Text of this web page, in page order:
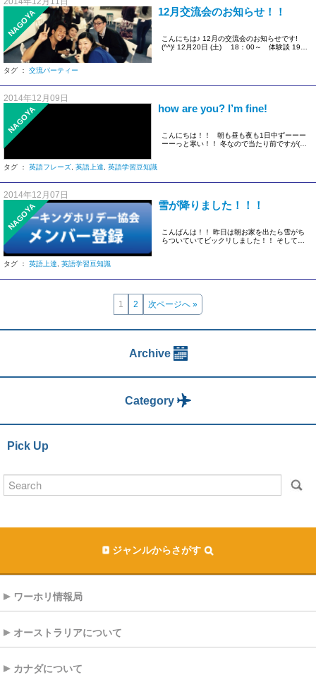
NAGOYA 12月交流会のお知らせ！！
こんにちは♪ 12月の交流会のお知らせです!
(^^)! 12月20日 (土) 18：00～ 体験談 19：
タグ ： 交流パーティー
2014年12月09日
NAGOYA how are you? I’m fine!
こんにちは！！ 朝も昼も夜も1日中ずーーー
ーーっと寒い！！ 冬なので当たり前ですが(笑)
タグ ： 英語フレーズ 英語上達 英語学習豆知識
2014年12月07日
NAGOYA 雪が降りました！！！
こんばんは！！ 昨日は朝お家を出たら雪がち
らついていてビックリしました！！ そして会
タグ ： 英語上達 英語学習豆知識
1 2 次ページへ »
Archive
Category
Pick Up
ジャンルからさがす
ワーホリ情報局
オーストラリアについて
カナダについて